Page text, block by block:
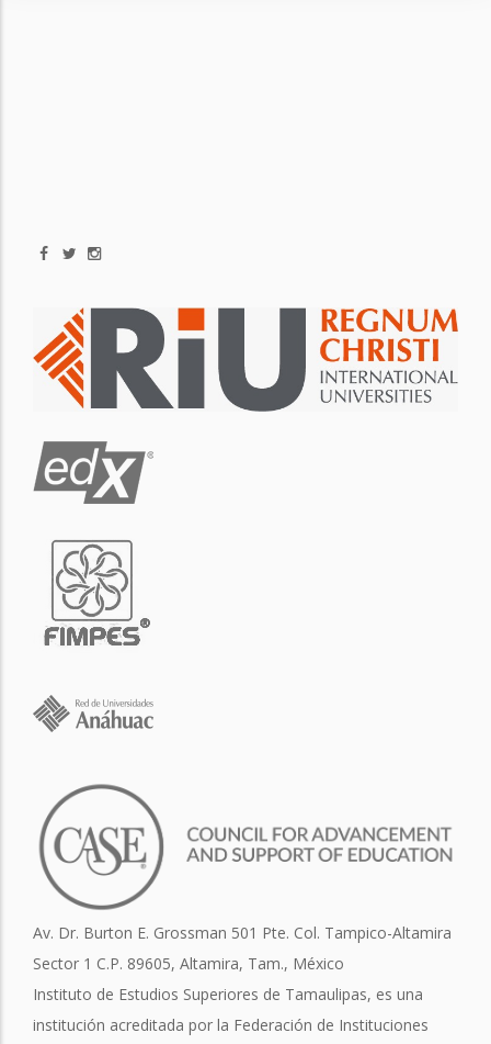
Av. Dr. Burton E. Grossman 501 Pte. Col. Tampico-Altamira
Sector 1 C.P. 89605, Altamira, Tam., México
Instituto de Estudios Superiores de Tamaulipas, es una
institución acreditada por la Federación de Instituciones